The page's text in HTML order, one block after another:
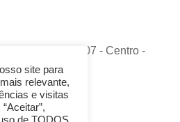
70 - Sala 306/307 - Centro -
MGsite para
relevante,
e visitas